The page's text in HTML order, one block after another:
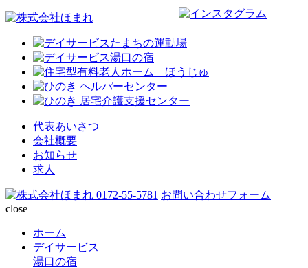
代表あいさつ
会社概要
お知らせ
求人
0172-55-5781 お問い合わせフォーム
close
ホーム
デイサービス
湯口の宿